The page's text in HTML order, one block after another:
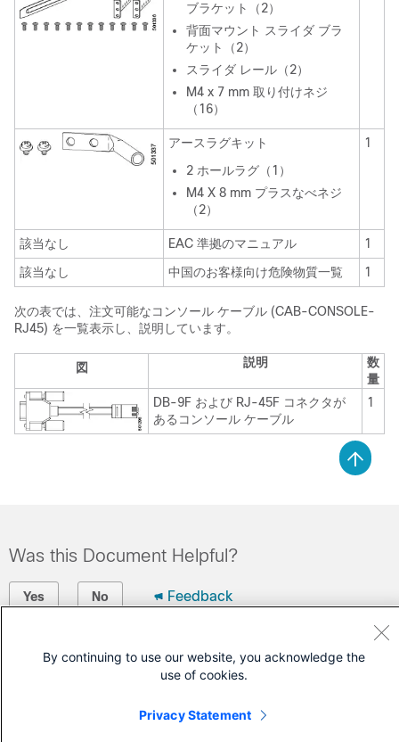
ブラケット（2）
背面マウント スライダ ブラ
ケット（2）
スライダ レール（2）
M4 x 7 mm 取り付けネジ
（16）
アースラグキット
2 ホールラグ（1）
M4 X 8 mm プラスなべネジ
（2）
1
該当なし EAC 準拠のマニュアル
1
該当なし
中国のお客様向け危険物質一覧 1
次の表では、注文可能なコンソール ケーブル (CAB-CONSOLE-
RJ45) を一覧表示し、説明しています。
図 説明
数
量
DB-9F および RJ-45F コネクタが
あるコンソール ケーブル
1
Was this Document Helpful?
Yes No Feedback
Contact Cisco
Cisco Service Contract)
By continuing to use our website, you acknowledge the
use of cookies.
Privacy Statement